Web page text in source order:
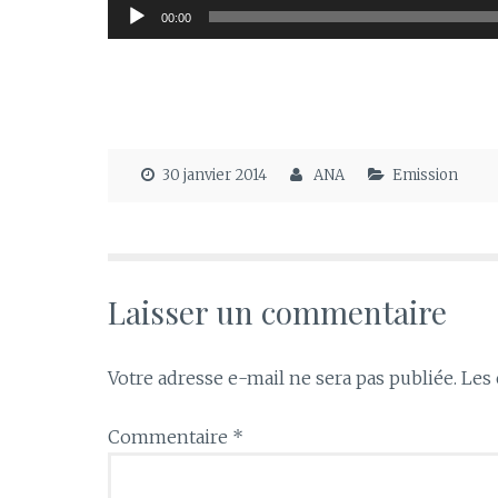
Lecteur
audio
00:00
30 janvier 2014 ANA Emission
Laisser un commentaire
Votre adresse e-mail ne sera pas publiée. Les
Commentaire *